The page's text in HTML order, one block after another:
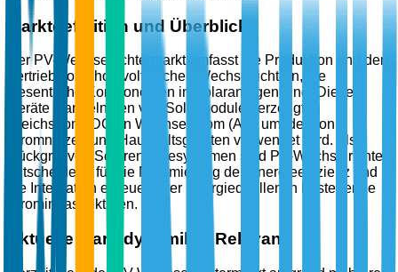
Marktdefinition und Überblick
Der PV-Wechselrichtermarkt umfasst die Produktion und den
Vertrieb von photovoltaischen Wechselrichtern, die
wesentliche Komponenten in Solaranlagen sind. Diese
Geräte wandeln den von Solarmodulen erzeugten
Gleichstrom (DC) in Wechselstrom (AC) um, der von
Stromnetzen und Haushaltsgeräten verwendet wird. Als
Rückgrat von Solarenergiesystemen sind PV-Wechselrichter
entscheidend für die Maximierung der Energieeffizienz und
die Integration erneuerbarer Energiequellen in bestehende
Strominfrastrukturen.
Aktuelle Marktdynamik & Relevanz